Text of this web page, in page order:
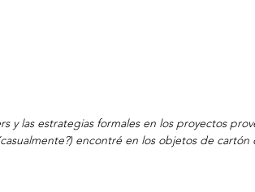
y las estrategias formales en los proyectos
encontré en los objetos de